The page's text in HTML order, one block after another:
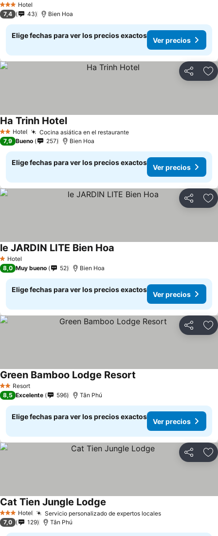
3 Estrellas
Hotel
Ver precios
7,4 43 Bien Hoa
Elige fechas para ver los precios exactos
Ver precios
Compartir
2 Estrellas
Hotel Cocina asiática en el restauranteVer precios
Ha Trinh HotelVer precios
7,9 Bueno 257 Bien Hoa
Elige fechas para ver los precios exactos
Ver precios
Compartir
1 Estrellas
Hotel
le JARDIN LITE Bien Hoa
8,0 Muy bueno 52 Bien Hoa
Elige fechas para ver los precios exactos
Ver precios
Compartir
2 Estrellas
Resort
Green Bamboo Lodge Resort
8,5 Excelente 596 Tân Phú
Elige fechas para ver los precios exactos
Ver precios
Compartir
3 Estrellas
Hotel Servicio personalizado de expertos localesVer precios
Cat Tien Jungle Lodge
7,0 129 Tân Phú